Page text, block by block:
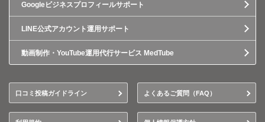
Googleビジネスプロフィールサポート
LINE公式アカウント運用サポート
動画制作・YouTube運用代行サービス MedTube
口コミ投稿ガイドライン よくあるご質問（FAQ）